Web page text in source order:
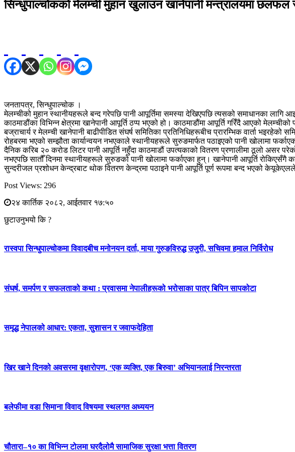
सिन्धुपाल्चोकको मेलम्ची मुहान खुलाउन खानेपानी मन्त्रालयमा
जनतापत्र, सिन्धुपाल्चोक ।
मेलम्चीको मुहान स्थानीयहरूले बन्द गरेपछि पानी आपूर्तिमा समस्या देखिएपछि त्यसको समाधानका
काठमाडौंका विभिन्न क्षेत्रमा खानेपानी आपूर्ति ठप्प भएको हो। काठमाडौंमा आपूर्ति गरिँदै आएको
बज्राचार्य र मेलम्ची खानेपानी बाढीपीडित संघर्ष समितिका प्रतिनिधिहरूबीच प्रारम्भिक वार्ता
रोहबरमा भएको सम्झौता कार्यान्वयन नभएकाले स्थानीयहरूले सुरुङमार्फत पठाइएको पानी खोलामा
दैनिक करिब २० करोड लिटर पानी आपूर्ति नहुँदा काठमाडौं उपत्यकाको वितरण प्रणालीमा ठूलो असर
नभएपछि सातौँ दिनमा स्थानीयहरूले सुरुङको पानी खोलामा फर्काएका हुन्। खानेपानी आपूर्ति
सुन्दरीजल प्रशोधन केन्द्रबाट थोक वितरण केन्द्रमा पठाइने पानी आपूर्ति पूर्ण रूपमा बन्द भएको
Post Views: 296
२४ कार्तिक २०८२, आईतवार १७:५०
छुटाउनुभयो कि ?
रास्वपा सिन्धुपाल्चोकमा विवादबीच मनोनयन दर्ता, माया गुरुङविरुद्ध उजुरी, सचिवमा हमाल निर्विरोध
संघर्ष, समर्पण र सफलताको कथा : प्रवासमा नेपालीहरूको भरोसाका पात्र बिपिन सापकोटा
समृद्ध नेपालको आधार: एकता, सुशासन र जवाफदेहिता
खिर खाने दिनको अवसरमा वृक्षारोपण, ‘एक व्यक्ति, एक बिरुवा’ अभियानलाई निरन्तरता
बलेफीमा वडा सिमाना विवाद विषयमा स्थलगत अध्ययन
चौतारा–१० का विभिन्न टोलमा घरदैलोमै सामाजिक सुरक्षा भत्ता वितरण